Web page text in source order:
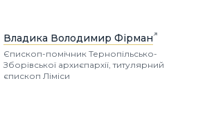
Владика Володимир Фірман
Єпископ-помічник Тернопільсько-
Зборівської архиєпархії, титулярний
єпископ Ліміси